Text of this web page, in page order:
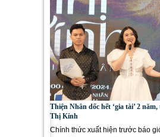
Thiện Nhân dốc hết ‘gia tài’ 2
Thị Kính
Chính thức xuất hiện trước báo